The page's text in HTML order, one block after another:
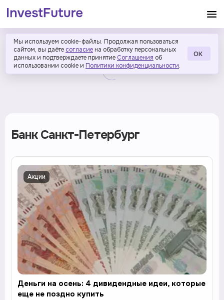
Мы используем cookie-файлы. Продолжая пользоваться
сайтом, вы даёте согласие на обработку персональных
данных и подтверждаете принятие Соглашения об
использовании cookie и Политики конфиденциальности.
ОК
Банк Санкт-Петербург
Акции
Деньги на осень: 4 дивидендные идеи, которые
еще не поздно купить